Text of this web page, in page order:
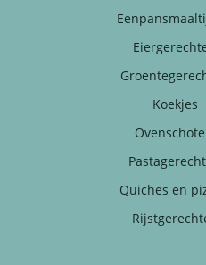
Koekjes
Quiches en